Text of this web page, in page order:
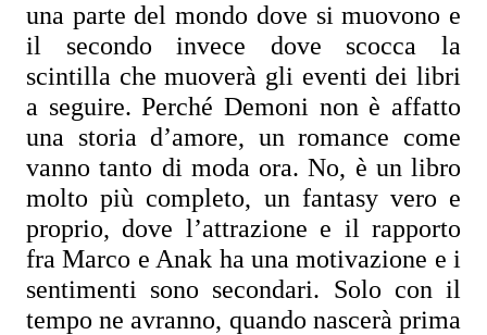
una parte del mondo dove si muovono e
il secondo invece dove scocca la
scintilla che muoverà gli eventi dei libri
a seguire. Perché Demoni non è affatto
una storia d’amore, un romance come
vanno tanto di moda ora. No, è un libro
molto più completo, un fantasy vero e
proprio, dove l’attrazione e il rapporto
fra Marco e Anak ha una motivazione e i
sentimenti sono secondari. Solo con il
tempo ne avranno, quando nascerà prima